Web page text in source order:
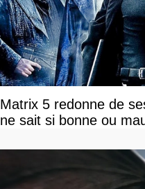
Matrix 5 redonne de
ne sait si bonne ou